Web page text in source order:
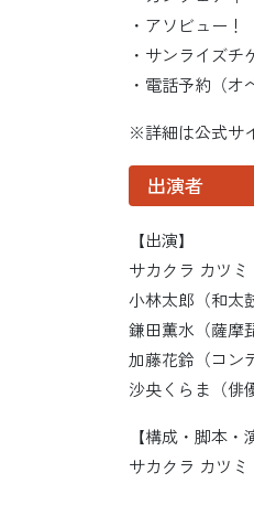
・アソビュー！
・サンライズチ
・電話予約（オ
※詳細は公式サ
出演者
【出演】
サカクラ カツミ
小林太郎（和太
鎌田薫水（薩摩
加藤花鈴（コン
沙央くらま（俳
【構成・脚本・
サカクラ カツミ